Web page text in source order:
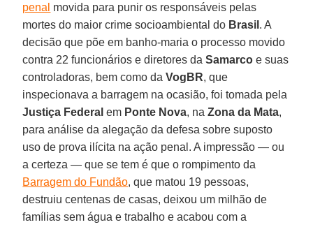
penal movida para punir os responsáveis pelas
mortes do maior crime socioambiental do Brasil . A
decisão que põe em banho-maria o processo movido
contra 22 funcionários e diretores daSamarco e suas
controladoras, bem como daVogBR, que
inspecionava a barragem na ocasião, foi tomada pela
Justiça Federal em Ponte Nova, naZona da Mata,
para análise da alegação da defesa sobre suposto
uso de prova ilícita na ação penal. A impressão — ou
a certeza — que se tem é que o rompimento da
Barragem do Fundão, que matou 19 pessoas,
destruiu centenas de casas, deixou um milhão de
famílias sem água e trabalho e acabou com a